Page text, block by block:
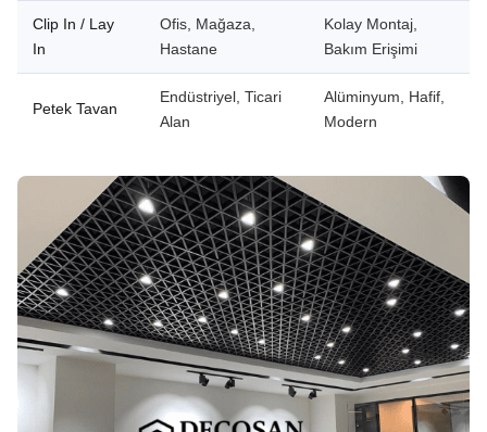
Clip In / Lay
In
Ofis, Mağaza,
Hastane
Kolay Montaj,
Bakım Erişimi
Petek Tavan
Endüstriyel, Ticari
Alan
Alüminyum, Hafif,
Modern